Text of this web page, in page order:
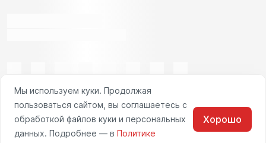
Мы используем куки. Продолжая
пользоваться сайтом, вы соглашаетесь с
обработкой файлов куки и персональных
данных. Подробнее — в Политике
Хорошо